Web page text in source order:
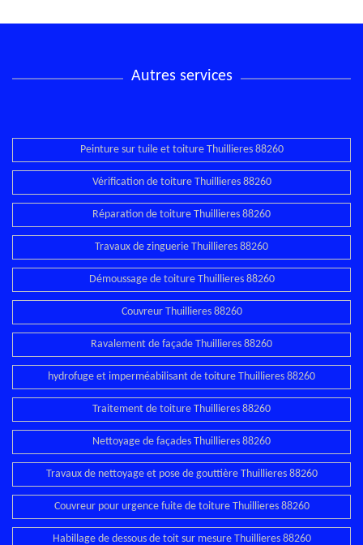
Autres services
Peinture sur tuile et toiture Thuillieres 88260
Vérification de toiture Thuillieres 88260
Réparation de toiture Thuillieres 88260
Travaux de zinguerie Thuillieres 88260
Démoussage de toiture Thuillieres 88260
Couvreur Thuillieres 88260
Ravalement de façade Thuillieres 88260
hydrofuge et imperméabilisant de toiture Thuillieres 88260
Traitement de toiture Thuillieres 88260
Nettoyage de façades Thuillieres 88260
Travaux de nettoyage et pose de gouttière Thuillieres 88260
Couvreur pour urgence fuite de toiture Thuillieres 88260
Habillage de dessous de toit sur mesure Thuillieres 88260